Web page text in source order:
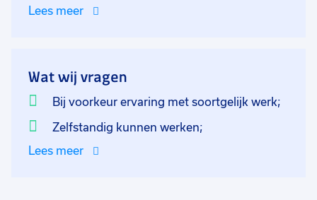
Lees meer
Wat wij vragen
Bij voorkeur ervaring met soortgelijk werk;
Zelfstandig kunnen werken;
Lees meer